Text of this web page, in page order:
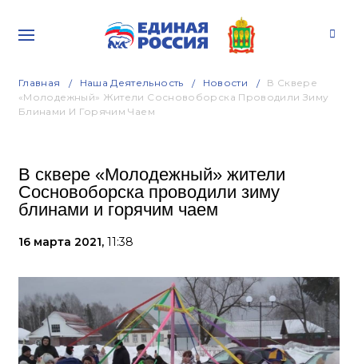
Главная Наша Деятельность Новости
В Сквере
«Молодежный» Жители Сосновоборска Проводили Зиму
Блинами И Горячим Чаем
В сквере «Молодежный» жители
Сосновоборска проводили зиму
блинами и горячим чаем
16 марта 2021, 11:38